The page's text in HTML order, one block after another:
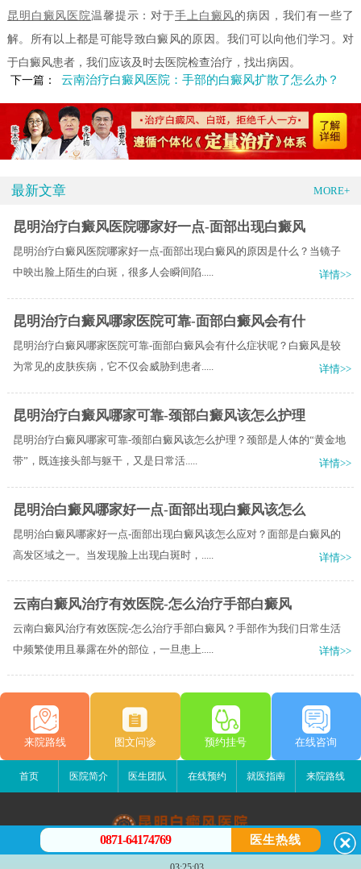
昆明白癜风医院温馨提示：对于手上白癜风的病因，我们有一些了
解。所有以上都是可能导致白癜风的原因。我们可以向他们学习。对
于白癜风患者，我们应该及时去医院检查治疗，找出病因。
下一篇：
云南治疗白癜风医院：手部的白癜风扩散了怎么办？
最新文章 MORE+
昆明治疗白癜风医院哪家好一点-面部出现白癜风
昆明治疗白癜风医院哪家好一点-面部出现白癜风的原因是什么？当镜子
中映出脸上陌生的白斑，很多人会瞬间陷.....
详情>>
昆明治疗白癜风哪家医院可靠-面部白癜风会有什
昆明治疗白癜风哪家医院可靠-面部白癜风会有什么症状呢？白癜风是较
为常见的皮肤疾病，它不仅会威胁到患者.....
详情>>
昆明治疗白癜风哪家可靠-颈部白癜风该怎么护理
昆明治疗白癜风哪家可靠-颈部白癜风该怎么护理？颈部是人体的“黄金地
带”，既连接头部与躯干，又是日常活.....
详情>>
昆明治白癜风哪家好一点-面部出现白癜风该怎么
昆明治白癜风哪家好一点-面部出现白癜风该怎么应对？面部是白癜风的
高发区域之一。当发现脸上出现白斑时，.....
详情>>
云南白癜风治疗有效医院-怎么治疗手部白癜风
云南白癜风治疗有效医院-怎么治疗手部白癜风？手部作为我们日常生活
中频繁使用且暴露在外的部位，一旦患上.....
详情>>
来院路线 图文问诊 预约挂号 在线咨询
首页 医院简介 医生团队 在线预约 就医指南 来院路线
昆明白癜风医院
0871-64174769 医生热线